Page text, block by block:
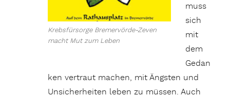
Krebsfürsorge Bremervörde-Zeven
macht Mut zum Leben
muss
sich
mit
dem
Gedan
ken vertraut machen, mit Ängsten und
Unsicherheiten leben zu müssen. Auch